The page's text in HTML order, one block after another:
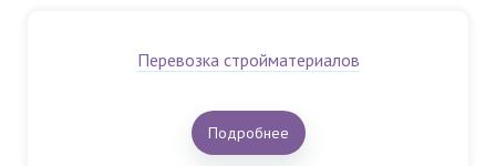
Перевозка стройматериалов
Подробнее